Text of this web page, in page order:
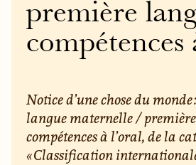
première
compétences
Notice d’une chose du
langue maternelle /
compétences à l’oral, de la
« Classification